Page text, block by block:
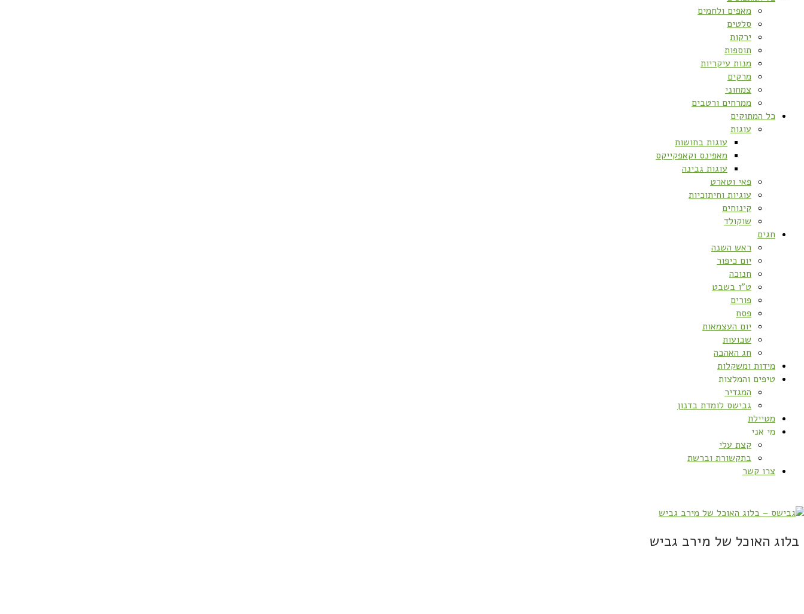
מאפים ולחמים
סלטים
ירקות
תוספות
מנות עיקריות
מרקים
צמחוני
ממרחים ורטבים
כל המתוקים
עוגות
עוגות בחושות
מאפינס וקאפקייקס
עוגות גבינה
פאי וטארט
עוגיות וחיתוכיות
קינוחים
שוקולד
חגים
ראש השנה
יום כיפור
חנוכה
ט”ו בשבט
פורים
פסח
יום העצמאות
שבועות
חג האהבה
מידות ומשקלות
טיפים והמלצות
המגדיר
גבישס לומדת בדנון
מטיילת
מי אני
קצת עלי
בתקשורת וברשת
צרו קשר
בלוג האוכל של מירב גביש